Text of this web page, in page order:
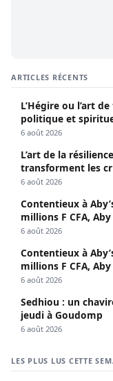
ARTICLES RÉCENTS
L’Hégire ou l’art
politique et
6 août 2026
L’art de la
transforment les
6 août 2026
Contentieux à
millions F CFA,
sociaux
6 août 2026
Contentieux à
millions F CFA,
sociaux
6 août 2026
Sedhiou : un
jeudi à Goudomp
6 août 2026
LES PLUS LUS CETTE